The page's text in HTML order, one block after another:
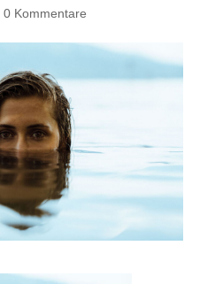
0 Kommentare